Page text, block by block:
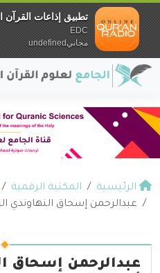
الرئيسية المكتبة الرقمية
عبدالرحمن إسحاق النهاوندي
عبدالرحمن إسحاق
تطبيق إذاعات القرآن
EDC
مجانيundefined